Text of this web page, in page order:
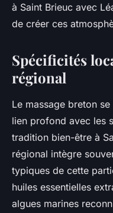
à Saint Brieuc avec
de créer ces
Spécificités
régional
Le massage breton
lien profond avec les
tradition bien-être à
régional intègre
typiques de cette
huiles essentielles
algues marines